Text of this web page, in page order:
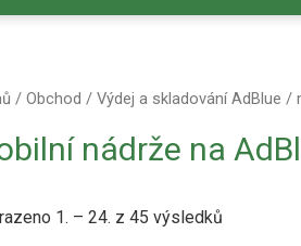
/Obchod /Výdej a skladování AdBlue /
nádrže na
1. – 24. z 45 výsledků